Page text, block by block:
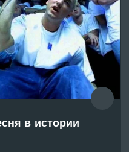
в истории